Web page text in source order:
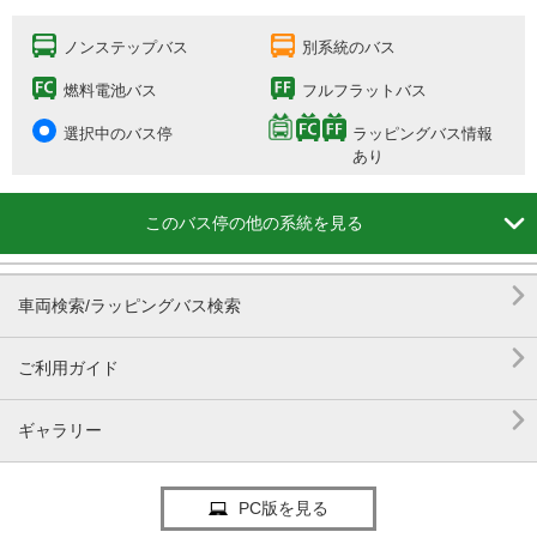
ノンステップバス 別系統のバス
燃料電池バス フルフラットバス
選択中のバス停
ラッピングバス情報
あり
このバス停の他の系統を見る 
車両検索/ラッピングバス検索 
ご利用ガイド 
ギャラリー 
PC版を見る